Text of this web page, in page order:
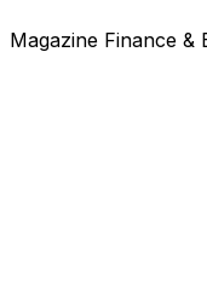
Magazine Finance